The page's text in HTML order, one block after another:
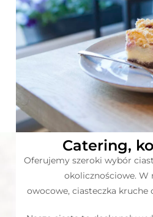
Catering,
Oferujemy szeroki wybór
okolicznościowe. W
owocowe, ciasteczka kruche